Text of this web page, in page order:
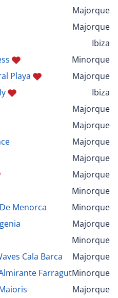
Majorque
Majorque
Ibiza
Minorque
Playa
Majorque
Ibiza
Majorque
Majorque
Majorque
Majorque
Majorque
Minorque
Menorca
Minorque
Majorque
Minorque
Cala Barca
Majorque
FarragutMinorque
Majorque